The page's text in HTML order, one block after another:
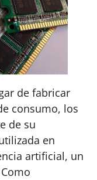
de fabricar
consumo, los
de su
en
artificial, un